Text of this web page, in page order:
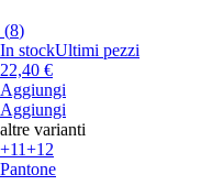
(8)
In stockUltimi pezzi
22,40 €
Aggiungi
Aggiungi
altre varianti
+11+12
Pantone